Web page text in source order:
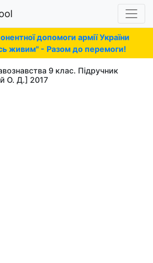
допомоги армії України
живим" - Разом до перемоги!
9 клас. Підручник
О. Д.] 2017